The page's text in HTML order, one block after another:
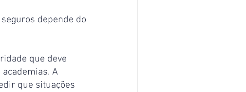
depende do
que deve
A
que situações